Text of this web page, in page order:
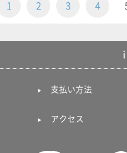
1 2 3 4
支払い方法
アクセス